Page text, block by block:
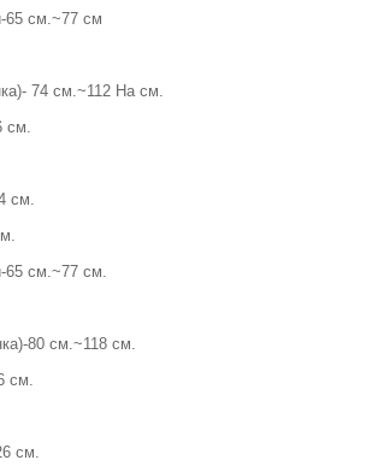
65 см.~77 см
74 см.~112 На см.
см.
см.
65 см.~77 см.
80 см.~118 см.
см.
см.